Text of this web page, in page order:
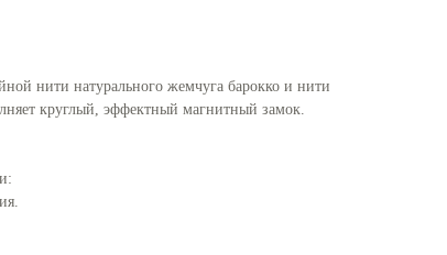
нити натурального жемчуга барокко и нити
круглый, эффектный магнитный замок.